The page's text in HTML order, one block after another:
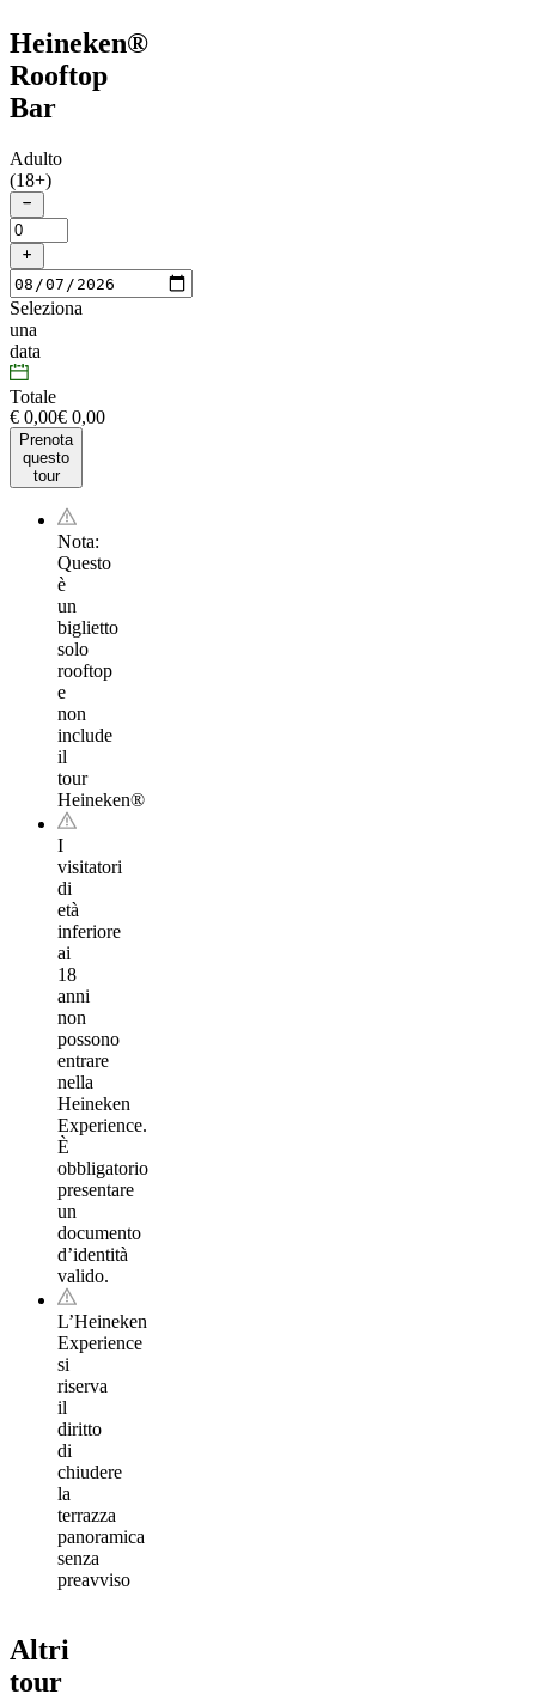
Heineken®
Rooftop
Bar
Adulto
(18+)
Seleziona
una
data
Totale
€ 0,00€ 0,00
Prenota
questo
tour
Nota:
Questo
è
un
biglietto
solo
rooftop
e
non
include
il
tour
Heineken®
I
visitatori
di
età
inferiore
ai
18
anni
non
possono
entrare
nella
Heineken
Experience.
È
obbligatorio
presentare
un
documento
d’identità
valido.
L’Heineken
Experience
si
riserva
il
diritto
di
chiudere
la
terrazza
panoramica
senza
preavviso
Altri
tour